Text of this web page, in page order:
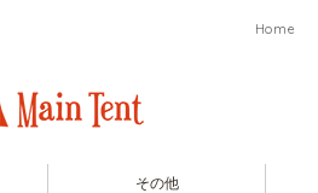
Home
その他